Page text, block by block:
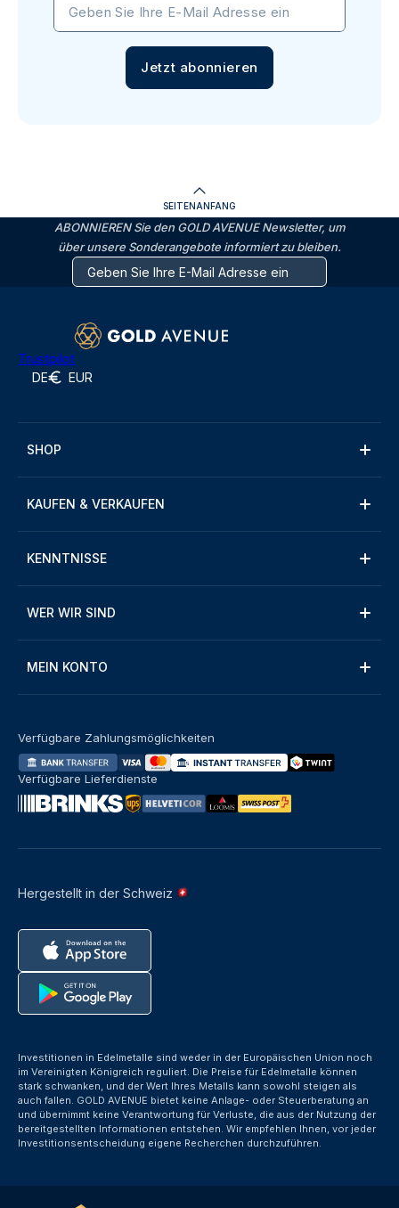
Geben Sie Ihre E-Mail Adresse ein
Jetzt abonnieren
SEITENANFANG
ABONNIEREN Sie den GOLD AVENUE Newsletter, um
über unsere Sonderangebote informiert zu bleiben.
Trustpilot
DE EUR
SHOP
KAUFEN & VERKAUFEN
KENNTNISSE
WER WIR SIND
MEIN KONTO
Hergestellt in der Schweiz
Verfügbare Zahlungsmöglichkeiten
Verfügbare Lieferdienste
Investitionen in Edelmetalle sind weder in der Europäischen Union noch
im Vereinigten Königreich reguliert. Die Preise für Edelmetalle können
stark schwanken, und der Wert Ihres Metalls kann sowohl steigen als
auch fallen. GOLD AVENUE bietet keine Anlage- oder Steuerberatung an
und übernimmt keine Verantwortung für Verluste, die aus der Nutzung der
bereitgestellten Informationen entstehen. Wir empfehlen Ihnen, vor jeder
Investitionsentscheidung eigene Recherchen durchzuführen.